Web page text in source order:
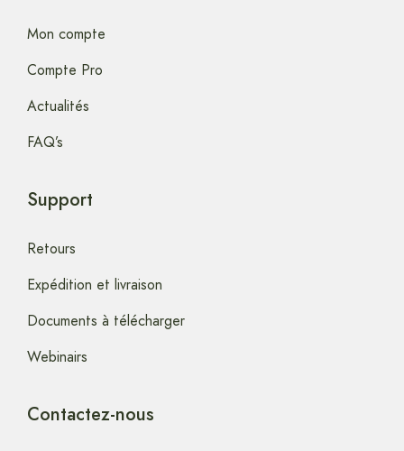
Mon compte
Compte Pro
Actualités
FAQ’s
Support
Retours
Expédition et livraison
Documents à télécharger
Webinairs
Contactez-nous